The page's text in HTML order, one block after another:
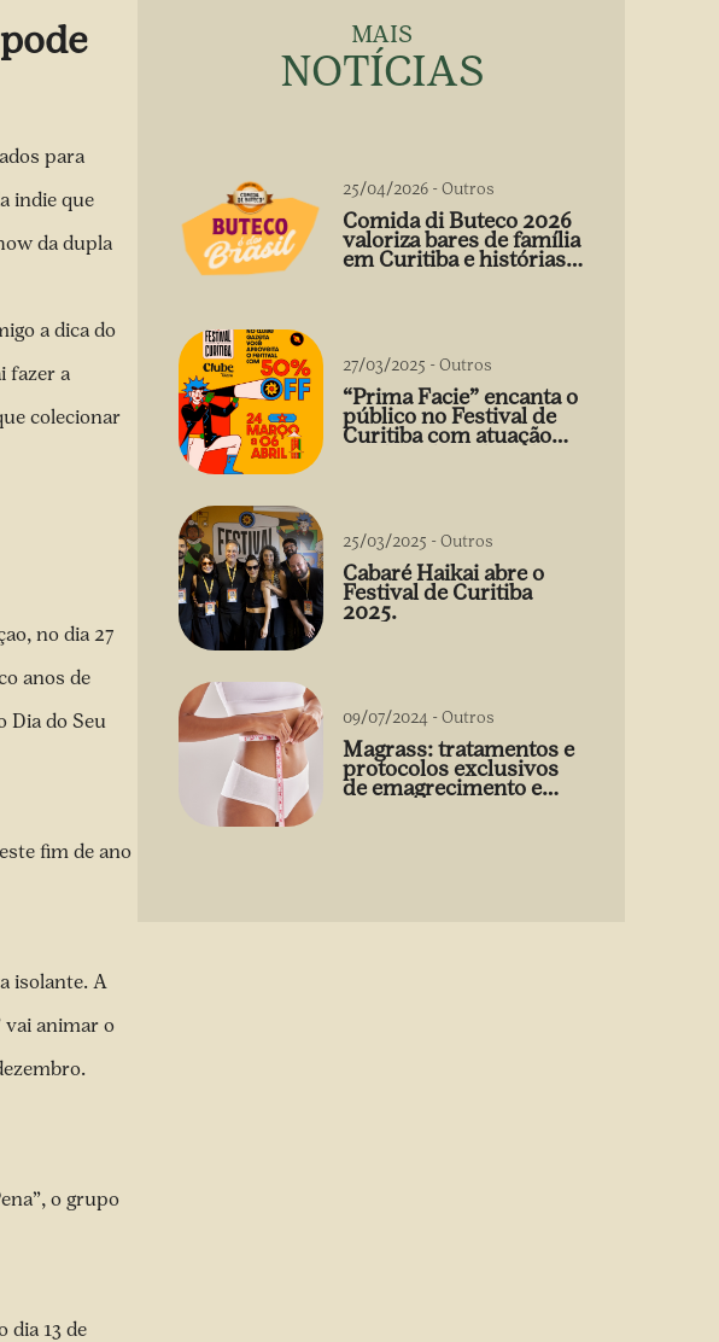
para
indie que
da dupla
a dica do
fazer a
colecionar
no dia 27
anos de
Dia do Seu
fim de ano
isolante. A
vai animar o
o grupo
dia 13 de
MAIS
NOTÍCIAS
25/04/2026 -Outros
Comida di Buteco 2026
valoriza bares de família
em Curitiba e histórias
27/03/2025 -Outros
“Prima Facie” encanta o
público no Festival de
Curitiba com atuação
arrebatadora de Débora
25/03/2025 -Outros
Cabaré Haikai abre o
Festival de Curitiba
2025.
09/07/2024 -Outros
Magrass: tratamentos e
protocolos exclusivos
de emagrecimento e
estética sem uso de